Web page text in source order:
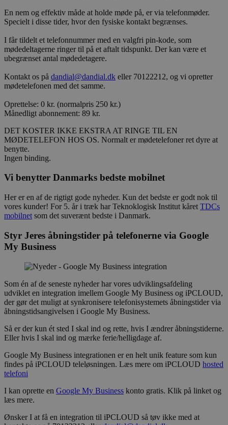
En nem og effektiv måde at holde møde på, er via telefonmøder.
Specielt i disse tider, hvor den fysiske kontakt begrænses.
I får tildelt et telefonnummer med en valgfri pin-kode, som
mødedeltagerne ringer til på et aftalt tidspunkt. Der kan være et
ubegrænset antal mødedetagere.
Kontakt os på dandial@dandial.dk eller 70122212, og vi opretter
mødetelefonen med det samme.
Oprettelse: 0 kr. (normalpris 250 kr.)
Månedligt abonnement: 89 kr.
DET KOSTER IKKE EKSTRA AT RINGE TIL EN
MØDETELEFON HOS OS. Normalt er mødetelefoner ret dyre at
benytte.
Ingen binding.
Vi benytter Danmarks bedste mobilnet
Her er en af de rigtigt gode nyheder. Kun det bedste er godt nok til
vores kunder! For 5. år i træk har Teknoklogisk Institut kåret TDCs
mobilnet som det suverænt bedste i Danmark.
Styr Jeres åbningstider på telefonerne via Google
My Business
Som én af de seneste nyheder har vores udviklingsafdeling
udviklet en integration imellem Google My Business og iPCLOUD,
der gør det muligt at synkronisere telefonisystemets åbningstider via
åbningstidsangivelsen i Google My Business.
Så er der kun ét sted I skal ind og rette, hvis I ændrer åbningstiderne.
Eller hvis I skal ind og mærke ferie/helligdage af.
Google My Business integrationen er en helt unik feature som kun
findes på iPCLOUD teleløsningen. Læs mere om iPCLOUD hosted
telefoni
I kan oprette en Google My Business konto gratis. Klik på linket og
læs mere.
Ønsker I at få en integration til iPCLOUD så tøv ikke med at